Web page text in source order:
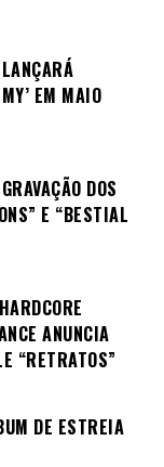
EM MAIO
DOS
E “BESTIAL
ANUNCIA
“RETRATOS”
DE ESTREIA